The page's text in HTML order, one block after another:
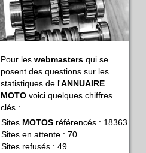
Pour les webmasters qui se
posent des questions sur les
statistiques de l'ANNUAIRE
MOTO voici quelques chiffres
clés :
Sites MOTOS référencés : 18363
Sites en attente : 70
Sites refusés : 49